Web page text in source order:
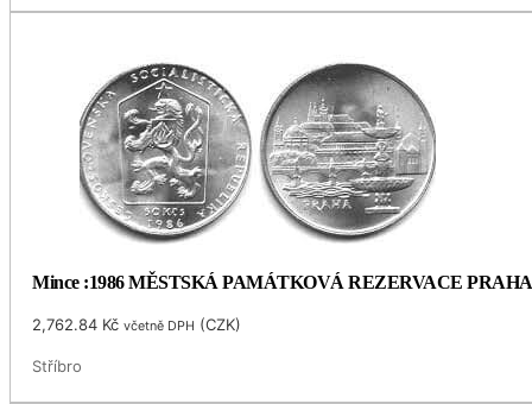
Mince :1986 MĚSTSKÁ PAMÁTKOVÁ REZERVACE PRAHA
2,762.84 Kč včetně DPH (CZK)
Stříbro